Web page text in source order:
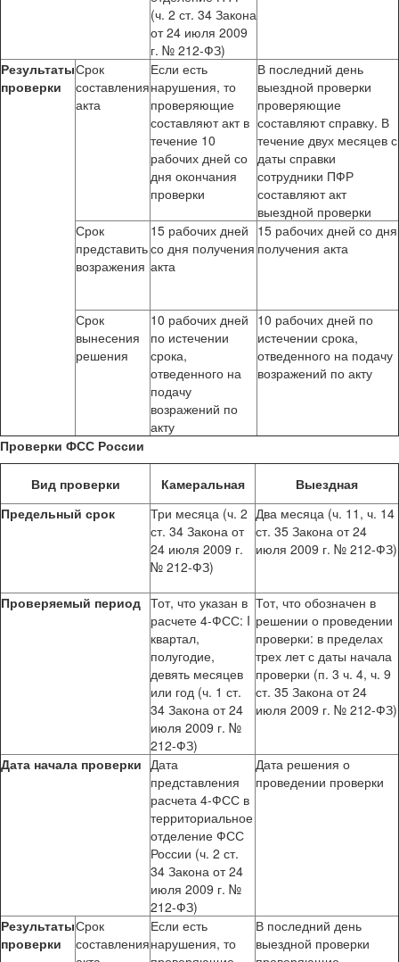
(ч. 2 ст. 34 Закона
от 24 июля 2009
г. № 212-ФЗ)
Результаты
проверки
Срок
составления
акта
Если есть
нарушения, то
проверяющие
составляют акт в
течение 10
рабочих дней со
дня окончания
проверки
В последний день
выездной проверки
проверяющие
составляют справку. В
течение двух месяцев с
даты справки
сотрудники ПФР
составляют акт
выездной проверки
Срок
представить
возражения
15 рабочих дней
со дня получения
акта
15 рабочих дней со дня
получения акта
Срок
вынесения
решения
10 рабочих дней
по истечении
срока,
отведенного на
подачу
возражений по
акту
10 рабочих дней по
истечении срока,
отведенного на подачу
возражений по акту
Проверки ФСС России
Вид проверки Камеральная
Выездная
Предельный срок
Три месяца (ч. 2
ст. 34 Закона от
24 июля 2009 г.
№ 212-ФЗ)
Два месяца (ч. 11, ч. 14
ст. 35 Закона от 24
июля 2009 г. № 212-ФЗ)
Проверяемый период Тот, что указан в
расчете 4-ФСС: I
квартал,
полугодие,
девять месяцев
или год (ч. 1 ст.
34 Закона от 24
июля 2009 г. №
212-ФЗ)
Тот, что обозначен в
решении о проведении
проверки: в пределах
трех лет с даты начала
проверки (п. 3 ч. 4, ч. 9
ст. 35 Закона от 24
июля 2009 г. № 212-ФЗ)
Дата начала проверки Дата
представления
расчета 4-ФСС в
территориальное
отделение ФСС
России (ч. 2 ст.
34 Закона от 24
июля 2009 г. №
212-ФЗ)
Дата решения о
проведении проверки
Результаты
проверки
Срок
составления
Если есть
нарушения, то
В последний день
выездной проверки